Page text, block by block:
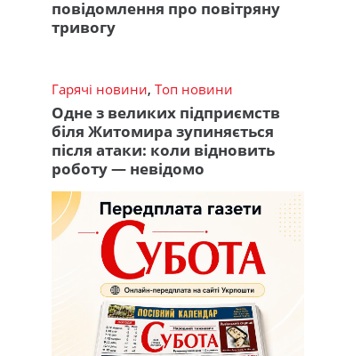
повідомлення про повітряну
тривогу
Гарячі новини, Топ новини
Одне з великих підприємств
біля Житомира зупиняється
після атаки: коли відновить
роботу — невідомо